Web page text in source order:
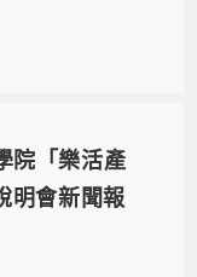
院「樂活產
明會新聞報